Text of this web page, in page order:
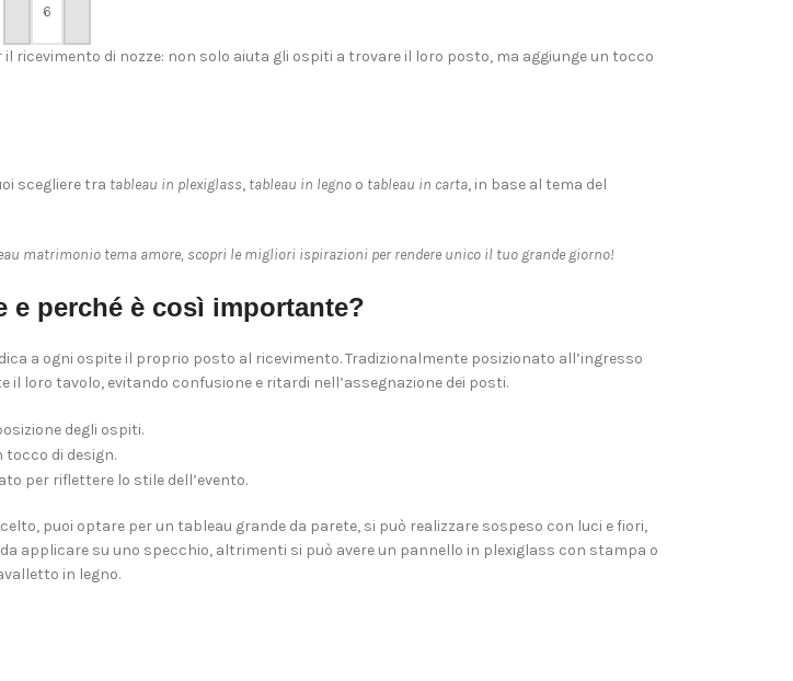
PERSONALIZZA
ricevimento di nozze: non solo aiuta gli ospiti a trovare il loro posto, ma aggiunge un tocco
scegliere tra tableau in plexiglass, tableau in legnoo tableau in carta, in base al tema del
matrimonio tema amore, scopri le migliori ispirazioni per rendere unico il tuo grande giorno!
e perché è così importante?
a ogni ospite il proprio posto al ricevimento. Tradizionalmente posizionato all’ingresso
loro tavolo, evitando confusione e ritardi nell’assegnazione dei posti.
degli ospiti.
di design.
per riflettere lo stile dell’evento.
puoi optare per un tableau grande da parete, si può realizzare sospeso con luci e fiori,
applicare su uno specchio, altrimenti si può avere un pannello in plexiglass con stampa o
in legno.